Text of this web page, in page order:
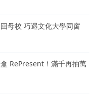
母校 巧遇文化大學同窗
RePresent！滿千再抽萬